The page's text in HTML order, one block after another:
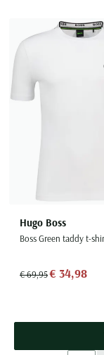
Hugo Boss
€ 69,95€ 34,98